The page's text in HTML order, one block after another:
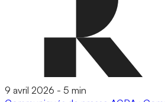
9 avril 2026 - 5 min